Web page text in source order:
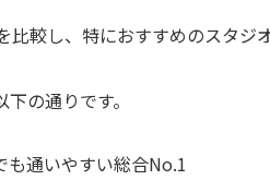
較し、特におすすめのスタジ
の通りです。
通いやすい総合No.1